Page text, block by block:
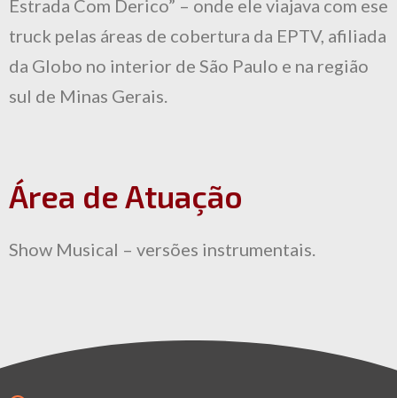
Estrada Com Derico” – onde ele viajava com ese
truck pelas áreas de cobertura da EPTV, afiliada
da Globo no interior de São Paulo e na região
sul de Minas Gerais.
Área de Atuação
Show Musical – versões instrumentais.